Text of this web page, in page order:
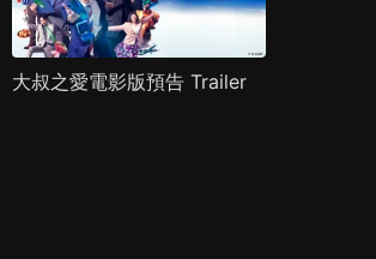
大叔之愛電影版預告 Trailer